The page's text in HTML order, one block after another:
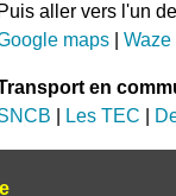
Puis aller vers l'un
maps| Waze|
en
Les TEC